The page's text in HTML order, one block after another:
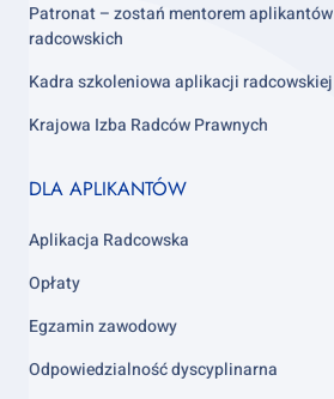
Patronat – zostań mentorem aplikantów
radcowskich
Kadra szkoleniowa aplikacji radcowskiej
Krajowa Izba Radców Prawnych
Footer
3
DLA APLIKANTÓW
Aplikacja Radcowska
Opłaty
Egzamin zawodowy
Odpowiedzialność dyscyplinarna